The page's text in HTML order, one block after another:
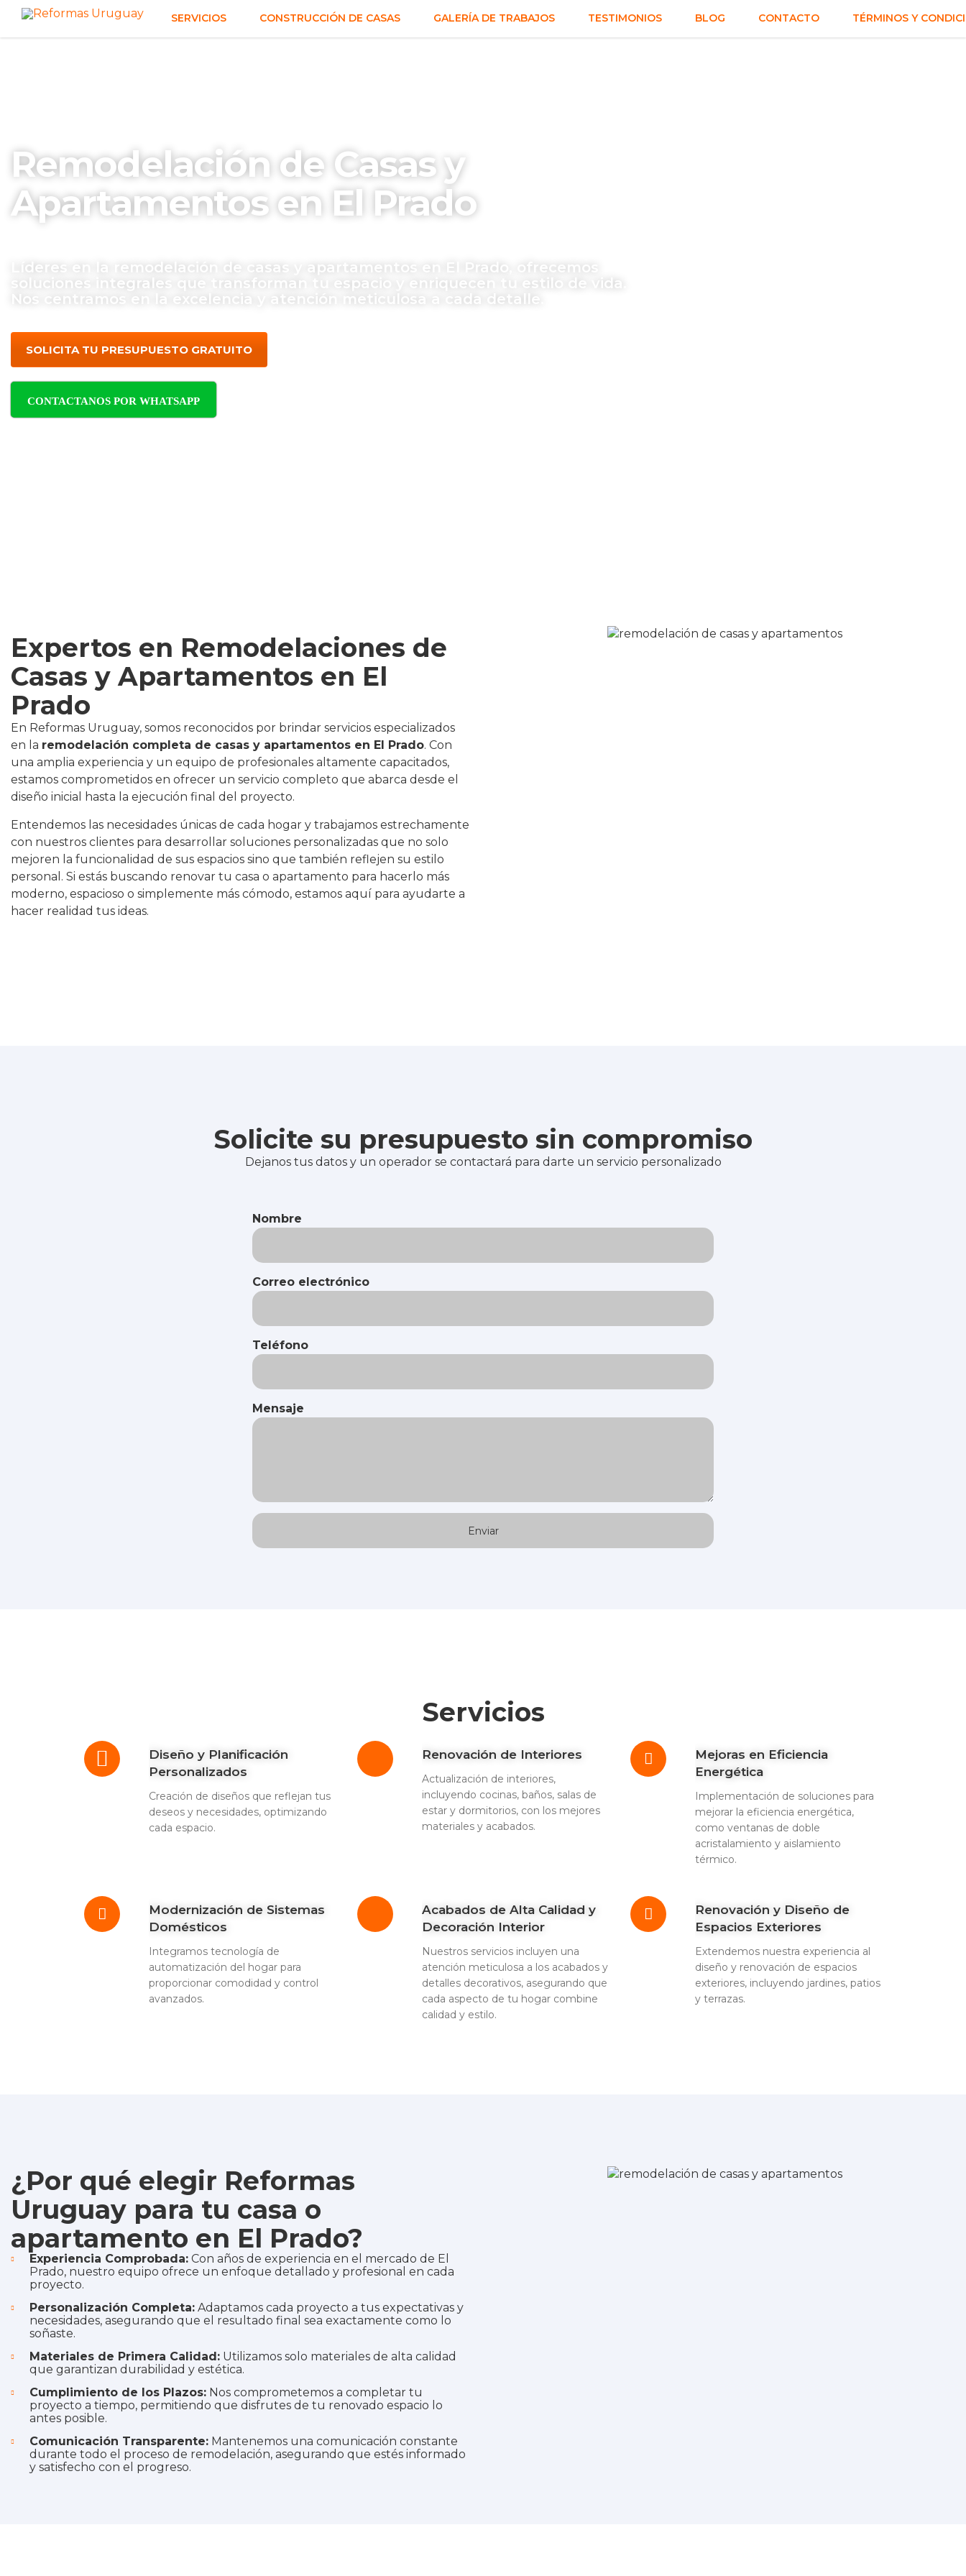
SERVICIOS CONSTRUCCIÓN DE CASAS GALERÍA DE TRABAJOS TESTIMONIOS BLOG CONTACTO TÉRMINOS Y
Remodelación de Casas y
Apartamentos en El Prado
Líderes en la remodelación de casas y apartamentos en El Prado, ofrecemos
soluciones integrales que transforman tu espacio y enriquecen tu estilo de vida.
Nos centramos en la excelencia y atención meticulosa a cada detalle.
SOLICITA TU PRESUPUESTO GRATUITO
CONTACTANOS POR WHATSAPP
Expertos en Remodelaciones de
Casas y Apartamentos en El
Prado
En Reformas Uruguay, somos reconocidos por brindar servicios especializados
en la remodelación completa de casas y apartamentos en El Prado. Con
una amplia experiencia y un equipo de profesionales altamente capacitados,
estamos comprometidos en ofrecer un servicio completo que abarca desde el
diseño inicial hasta la ejecución final del proyecto.
Entendemos las necesidades únicas de cada hogar y trabajamos estrechamente
con nuestros clientes para desarrollar soluciones personalizadas que no solo
mejoren la funcionalidad de sus espacios sino que también reflejen su estilo
personal. Si estás buscando renovar tu casa o apartamento para hacerlo más
moderno, espacioso o simplemente más cómodo, estamos aquí para ayudarte a
hacer realidad tus ideas.
Solicite su presupuesto sin compromiso
Dejanos tus datos y un operador se contactará para darte un servicio personalizado
Nombre
Correo electrónico
Teléfono
Mensaje
Servicios
Diseño y Planificación
Personalizados
Creación de diseños que reflejan tus
deseos y necesidades, optimizando
cada espacio.
Renovación de Interiores
Actualización de interiores,
incluyendo cocinas, baños, salas de
estar y dormitorios, con los mejores
materiales y acabados.
Mejoras en Eficiencia
Energética
Implementación de soluciones para
mejorar la eficiencia energética,
como ventanas de doble
acristalamiento y aislamiento
térmico.
Modernización de Sistemas
Domésticos
Integramos tecnología de
automatización del hogar para
proporcionar comodidad y control
avanzados.
Acabados de Alta Calidad y
Decoración Interior
Nuestros servicios incluyen una
atención meticulosa a los acabados y
detalles decorativos, asegurando que
cada aspecto de tu hogar combine
calidad y estilo.
Renovación y Diseño de
Espacios Exteriores
Extendemos nuestra experiencia al
diseño y renovación de espacios
exteriores, incluyendo jardines, patios
y terrazas.
¿Por qué elegir Reformas
Uruguay para tu casa o
apartamento en El Prado?
Experiencia Comprobada: Con años de experiencia en el mercado de El
Prado, nuestro equipo ofrece un enfoque detallado y profesional en cada
proyecto.
Personalización Completa: Adaptamos cada proyecto a tus expectativas y
necesidades, asegurando que el resultado final sea exactamente como lo
soñaste.
Materiales de Primera Calidad: Utilizamos solo materiales de alta calidad
que garantizan durabilidad y estética.
Cumplimiento de los Plazos: Nos comprometemos a completar tu
proyecto a tiempo, permitiendo que disfrutes de tu renovado espacio lo
antes posible.
Comunicación Transparente: Mantenemos una comunicación constante
durante todo el proceso de remodelación, asegurando que estés informado
y satisfecho con el progreso.